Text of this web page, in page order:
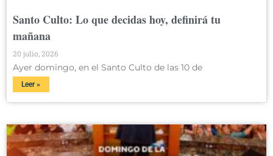
Santo Culto: Lo que decidas hoy, definirá tu
mañana
20 julio, 2026
Ayer domingo, en el Santo Culto de las 10 de
Leer »